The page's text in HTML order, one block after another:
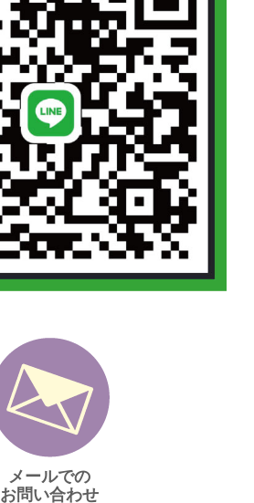
メールでの
お問い合わせ